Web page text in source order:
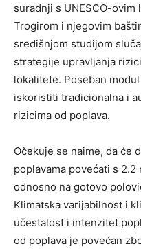
suradnji s UNESCO-
Trogirom i njegovim
središnjom studijom
strategije upravljanja
lokalitete. Poseban
iskoristiti tradicionalna i
rizicima od poplava.
Očekuje se naime, da će
poplavama povećati s
odnosno na gotovo
Klimatska varijabilnost i
učestalost i intenzitet
od poplava je povećan